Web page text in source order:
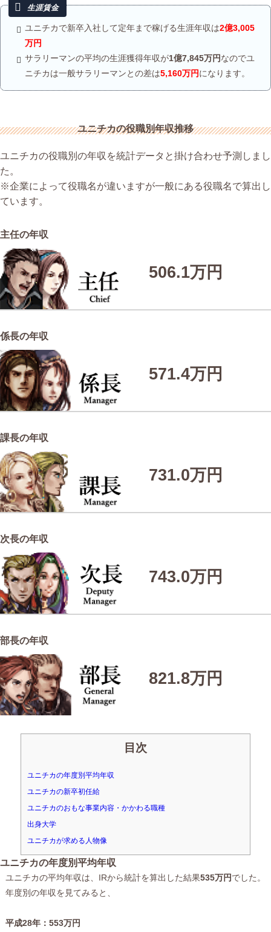
ユニチカで新卒入社して定年まで稼げる生涯年収は2億3,005
万円
サラリーマンの平均の生涯獲得年収が1億7,845万円なのでユ
ニチカは一般サラリーマンとの差は5,160万円になります。
ユニチカの役職別年収推移
ユニチカの役職別の年収を統計データと掛け合わせ予測しまし
た。
※企業によって役職名が違いますが一般にある役職名で算出し
ています。
主任の年収
506.1万円
係長の年収
571.4万円
課長の年収
731.0万円
次長の年収
743.0万円
部長の年収
821.8万円
目次
ユニチカの年度別平均年収
ユニチカの新卒初任給
ユニチカのおもな事業内容・かかわる職種
出身大学
ユニチカが求める人物像
ユニチカの年度別平均年収
ユニチカの平均年収は、IRから統計を算出した結果535万円でした。
年度別の年収を見てみると、
平成28年：553万円